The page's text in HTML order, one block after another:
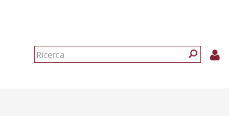
Form